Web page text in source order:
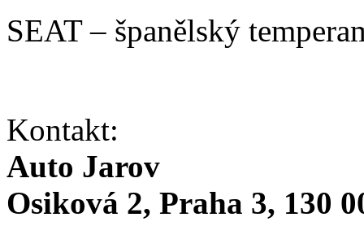
SEAT – španělský
Kontakt:
Auto Jarov
Osiková 2, Praha 3, 130